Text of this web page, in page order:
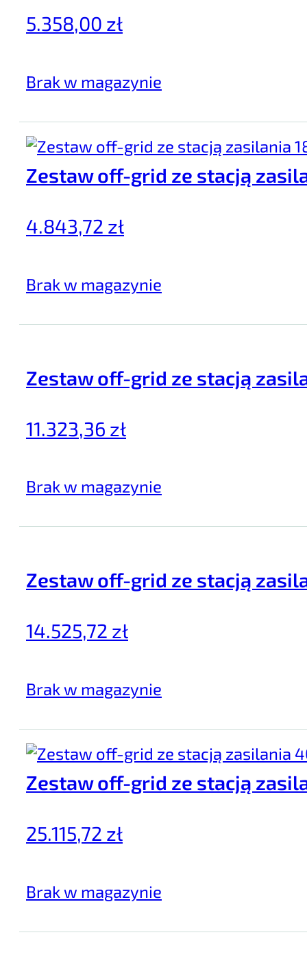
5.358,00 zł
Brak w magazynie
Zestaw off-grid ze stacją
4.843,72 zł
Brak w magazynie
Zestaw off-grid ze stacją
11.323,36 zł
Brak w magazynie
Zestaw off-grid ze stacją
14.525,72 zł
Brak w magazynie
Zestaw off-grid ze stacją
25.115,72 zł
Brak w magazynie